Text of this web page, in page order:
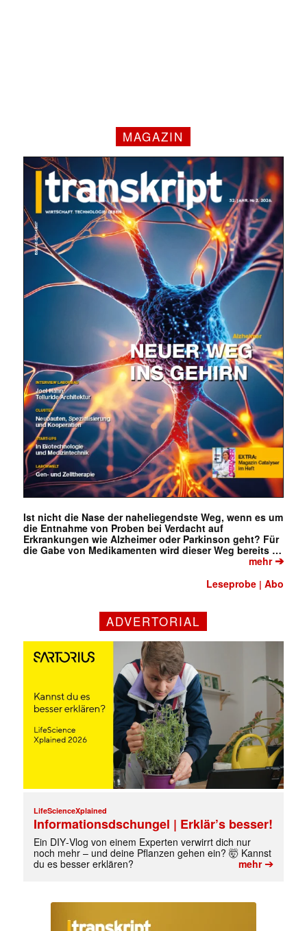
MAGAZIN
Ist nicht die Nase der naheliegendste Weg, wenn es um
die Entnahme von Proben bei Verdacht auf
Erkrankungen wie Alzheimer oder Parkinson geht? Für
die Gabe von Medikamenten wird dieser Weg bereits …
mehr➔
Leseprobe |Abo
ADVERTORIAL
LifeScienceXplained
Informationsdschungel | Erklär’s besser!
Ein DIY‑Vlog von einem Experten verwirrt dich nur
noch mehr – und deine Pflanzen gehen ein? 🤯 Kannst
du es besser erklären?
mehr➔